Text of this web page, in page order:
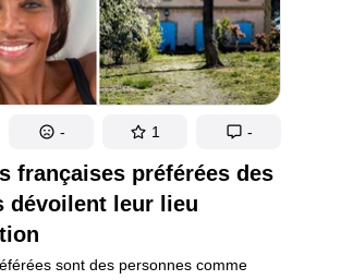
marbre blanc sont stupéfiantes et,
temps, tu jettes un coup d’œil
profiter de la vue sur la ville.
tu as réussi ! Tu as atteint le sommet
et tu peux prendre tous les selfies que
françaises préférées des
dévoilent leur lieu
sont des personnes comme
- 1 -